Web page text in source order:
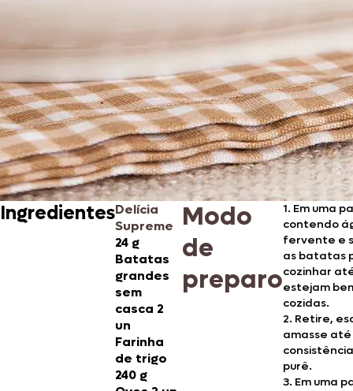
IngredientesDelícia
Supreme
24 g
Batatas
grandes
sem
casca 2
un
Farinha
de trigo
240 g
Modo
de
preparo
1. Em uma
contendo
fervente e
as batatas
cozinhar
estejam
cozidas.
2. Retire,
amasse
purê.
3. Em uma